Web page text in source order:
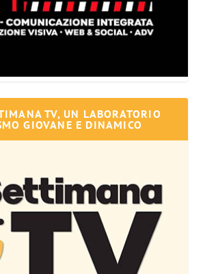
TV, UN LABORATORIO
GIOVANE E DINAMICO